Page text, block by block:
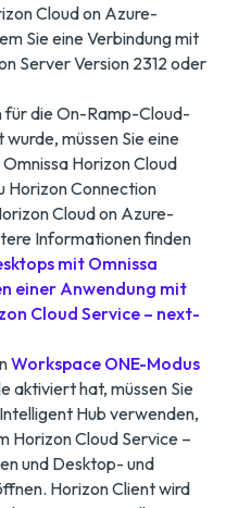
Cloud on Azure-
Sie eine Verbindung mit
Server Version 2312 oder
für die On-Ramp-Cloud-
müssen Sie eine
Horizon Cloud
Horizon Connection
Cloud on Azure-
Informationen finden
mit Omnissa
einer Anwendung mit
Cloud Service – next-
Workspace ONE-Modus
aktiviert hat, müssen Sie
Hub verwenden,
Horizon Cloud Service –
und Desktop- und
Horizon Client wird